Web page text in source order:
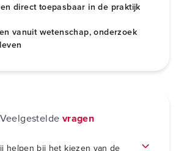
direct toepasbaar in de praktijk
vanuit wetenschap, onderzoek
Veelgestelde vragen